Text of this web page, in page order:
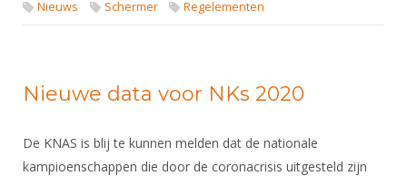
Nieuws Schermer Regelementen
Nieuwe data voor NKs 2020
De KNAS is blij te kunnen melden dat de nationale
kampioenschappen die door de coronacrisis uitgesteld zijn